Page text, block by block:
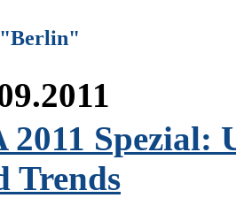
"Berlin"
2011 Spezial:
Trends